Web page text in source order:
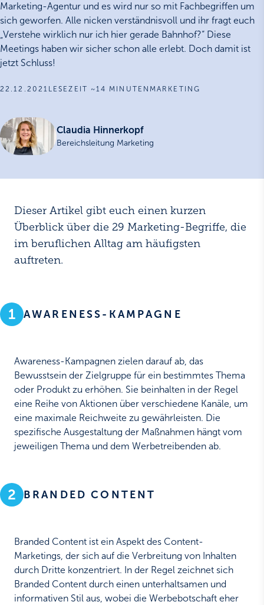
Marketing-Agentur und es wird nur so mit Fachbegriffen um
sich geworfen. Alle nicken verständnisvoll und ihr fragt euch
„Verstehe wirklich nur ich hier gerade Bahnhof?“ Diese
Meetings haben wir sicher schon alle erlebt. Doch damit ist
jetzt Schluss!
22.12.2021 LESEZEIT ~14 MINUTEN MARKETING
Claudia Hinnerkopf
Bereichsleitung Marketing
Dieser Artikel gibt euch einen kurzen
Überblick über die 29 Marketing-Begriffe, die
im beruflichen Alltag am häufigsten
auftreten.
1 AWARENESS-KAMPAGNE
Awareness-Kampagnen zielen darauf ab, das
Bewusstsein der Zielgruppe für ein bestimmtes Thema
oder Produkt zu erhöhen. Sie beinhalten in der Regel
eine Reihe von Aktionen über verschiedene Kanäle, um
eine maximale Reichweite zu gewährleisten. Die
spezifische Ausgestaltung der Maßnahmen hängt vom
jeweiligen Thema und dem Werbetreibenden ab.
2 BRANDED CONTENT
Branded Content ist ein Aspekt des Content-
Marketings, der sich auf die Verbreitung von Inhalten
durch Dritte konzentriert. In der Regel zeichnet sich
Branded Content durch einen unterhaltsamen und
informativen Stil aus, wobei die Werbebotschaft eher